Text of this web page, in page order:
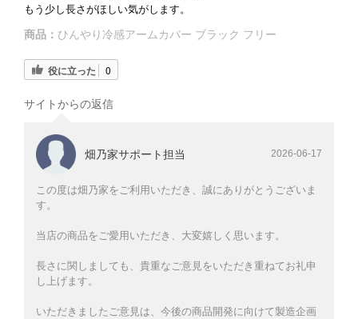
もう少し長さがほしい気がします。
商品： ひんやり冷感アームカバー ブラック フリー
役に立った 0
サイトからの返信
畑乃家サポート担当 2026-06-17
この度は畑乃家をご利用いただき、誠にありがとうございま
す。
当店の商品をご愛用いただき、大変嬉しく思います。
長さに関しましても、貴重なご意見をいただき重ねてお礼申
し上げます。
いただきましたご意見は、今後の商品開発に向けて製造企画